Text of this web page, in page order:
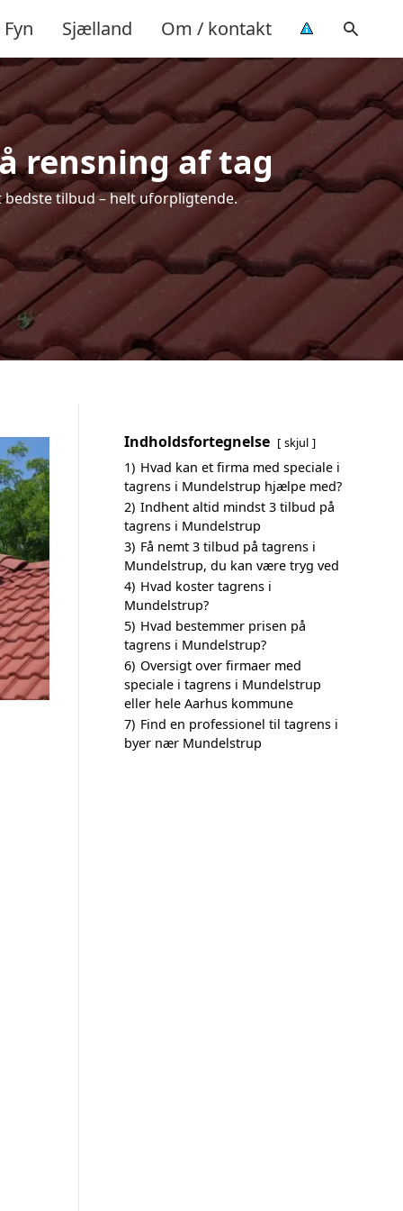
Fyn Sjælland Om / kontakt
rensning af tag
tilbud – helt uforpligtende.
Indholdsfortegnelse skjul
1) Hvad kan et firma med speciale i
tagrens i Mundelstrup hjælpe med?
2) Indhent altid mindst 3 tilbud på
tagrens i Mundelstrup
3) Få nemt 3 tilbud på tagrens i
Mundelstrup, du kan være tryg ved
4) Hvad koster tagrens i
Mundelstrup?
5) Hvad bestemmer prisen på
tagrens i Mundelstrup?
6) Oversigt over firmaer med
speciale i tagrens i Mundelstrup
eller hele Aarhus kommune
7) Find en professionel til tagrens i
byer nær Mundelstrup